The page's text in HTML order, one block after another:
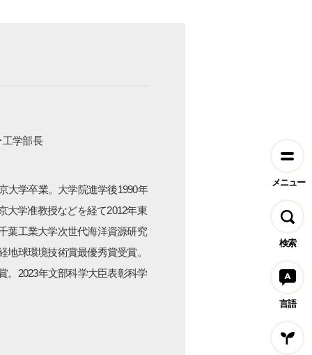
メニュー
検索
言語
工学部長
大学卒業。大学院進学後1990年
大学准教授などを経て2012年東
葉工業大学次世代海洋資源研究
地球環境技術賞最優秀賞受賞。
。2023年文部科学大臣表彰科学